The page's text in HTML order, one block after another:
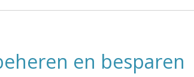
en besparen